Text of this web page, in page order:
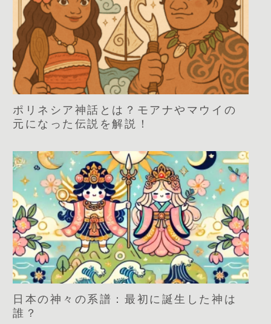
ポリネシア神話とは？モアナやマウイの
元になった伝説を解説！
日本の神々の系譜：最初に誕生した神は
誰？